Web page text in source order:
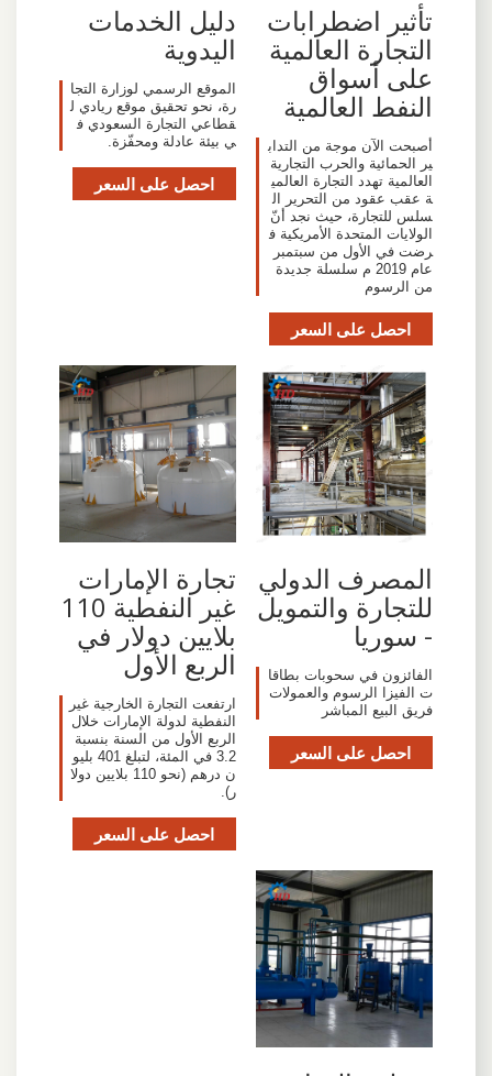
تأثير اضطرابات
التجارة العالمية
على أسواق
النفط العالمية
أصبحت الآن موجة من التداب
ير الحمائية والحرب التجارية
العالمية تهدد التجارة العالمي
ة عقب عقود من التحرير ال
سلس للتجارة، حيث نجد أنّ
الولايات المتحدة الأمريكية ف
رضت في الأول من سبتمبر
عام 2019 م سلسلة جديدة
من الرسوم
احصل على السعر
دليل الخدمات
اليدوية
الموقع الرسمي لوزارة التجا
رة، نحو تحقيق موقع ريادي ل
قطاعي التجارة السعودي ف
ي بيئة عادلة ومحفّزة.
احصل على السعر
المصرف الدولي
للتجارة والتمويل
- سوريا
الفائزون في سحوبات بطاقا
ت الفيزا الرسوم والعمولات
فريق البيع المباشر
احصل على السعر
تجارة الإمارات
غير النفطية 110
بلايين دولار في
الربع الأول
ارتفعت التجارة الخارجية غير
النفطية لدولة الإمارات خلال
الربع الأول من السنة بنسبة
3.2 في المئة، لتبلغ 401 بليو
ن درهم (نحو 110 بلايين دولا
ر).
احصل على السعر